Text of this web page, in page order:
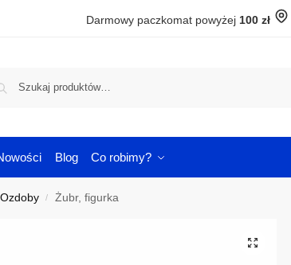
Darmowy paczkomat powyżej 100 zł
Blog Co robimy?
/ Żubr, figurka